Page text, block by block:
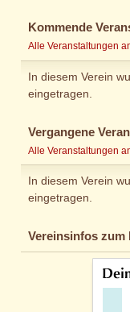
Kommende
Alle Veranstaltungen
In diesem Verein
eingetragen.
Vergangene
Alle Veranstaltungen
In diesem Verein
eingetragen.
Vereinsinfos zum